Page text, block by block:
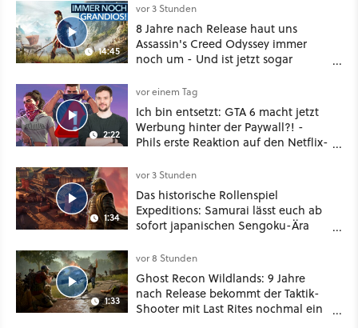
14:45
vor 3 Stunden
8 Jahre nach Release haut uns
Assassin's Creed Odyssey immer
noch um - Und ist jetzt sogar
2:22
vor einem Tag
Ich bin entsetzt: GTA 6 macht jetzt
Werbung hinter der Paywall?! -
Phils erste Reaktion auf den Netflix-
1:34
vor 3 Stunden
Das historische Rollenspiel
Expeditions: Samurai lässt euch ab
sofort japanischen Sengoku-Ära
oder Diplomatie
1:33
vor 8 Stunden
Ghost Recon Wildlands: 9 Jahre
nach Release bekommt der Taktik-
Shooter mit Last Rites nochmal ein